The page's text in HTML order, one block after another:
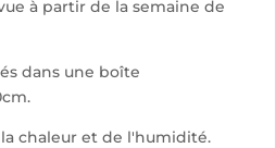
à partir de la semaine de
dans une boîte
chaleur et de l'humidité.